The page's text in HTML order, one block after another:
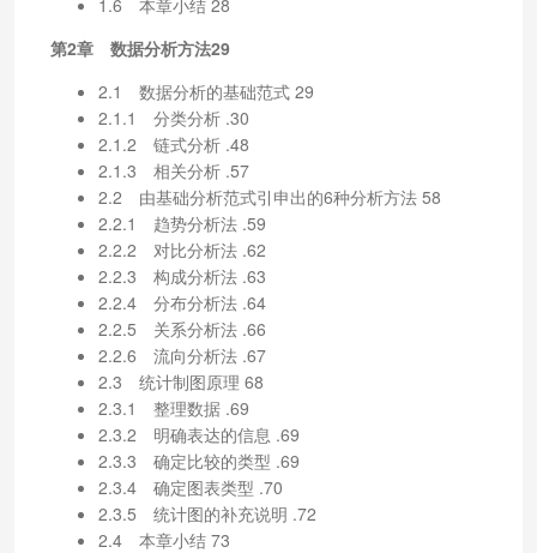
第2章 数据分析方法29
2.1 数据分析的基础范式 29
2.1.1 分类分析 .30
2.1.2 链式分析 .48
2.1.3 相关分析 .57
2.2 由基础分析范式引申出的6种分析方法 58
2.2.1 趋势分析法 .59
2.2.2 对比分析法 .62
2.2.3 构成分析法 .63
2.2.4 分布分析法 .64
2.2.5 关系分析法 .66
2.2.6 流向分析法 .67
2.3 统计制图原理 68
2.3.1 整理数据 .69
2.3.2 明确表达的信息 .69
2.3.3 确定比较的类型 .69
2.3.4 确定图表类型 .70
2.3.5 统计图的补充说明 .72
2.4 本章小结 73